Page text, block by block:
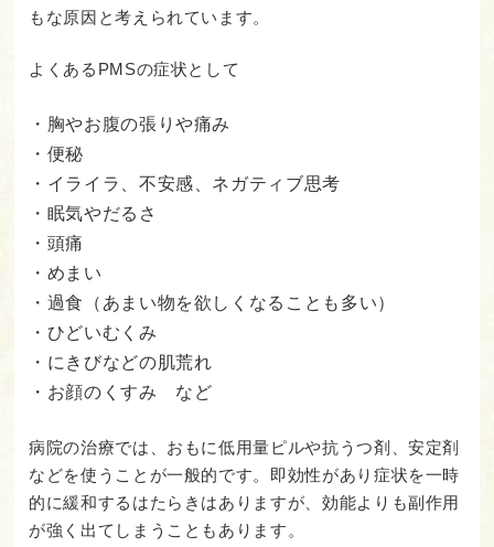
もな原因と考えられています。
よくあるPMSの症状として
・胸やお腹の張りや痛み
・便秘
・イライラ、不安感、ネガティブ思考
・眠気やだるさ
・頭痛
・めまい
・過食（あまい物を欲しくなることも多い）
・ひどいむくみ
・にきびなどの肌荒れ
・お顔のくすみ など
病院の治療では、おもに低用量ピルや抗うつ剤、安定剤
などを使うことが一般的です。即効性があり症状を一時
的に緩和するはたらきはありますが、効能よりも副作用
が強く出てしまうこともあります。